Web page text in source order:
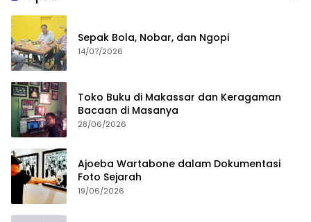
Sepak Bola, Nobar, dan Ngopi
14/07/2026
Toko Buku di Makassar dan Keragaman
Bacaan di Masanya
28/06/2026
Ajoeba Wartabone dalam Dokumentasi
Foto Sejarah
19/06/2026